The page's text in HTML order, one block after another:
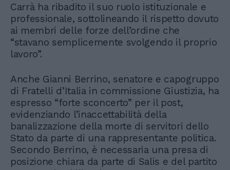
Carrà ha ribadito il suo ruolo istituzionale e
professionale, sottolineando il rispetto dovuto
ai membri delle forze dell’ordine che
“stavano semplicemente svolgendo il proprio
lavoro”.
Anche Gianni Berrino, senatore e capogruppo
di Fratelli d’Italia in commissione Giustizia, ha
espresso “forte sconcerto” per il post,
evidenziando l’inaccettabilità della
banalizzazione della morte di servitori dello
Stato da parte di una rappresentante politica.
Secondo Berrino, è necessaria una presa di
posizione chiara da parte di Salis e del partito